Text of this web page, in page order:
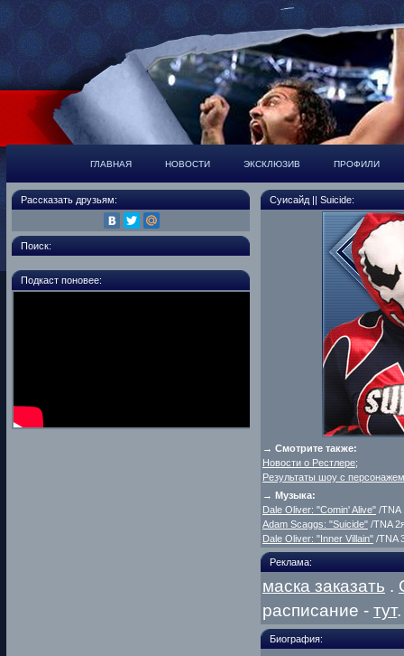
ГЛАВНАЯ НОВОСТИ ЭКСКЛЮЗИВ ПРОФИЛИ
Рассказать друзьям:
Поиск:
Подкаст поновее:
Суисайд || Suicide:
→ Смотрите также:
Новости о Рестлере;
Результаты шоу с персонажем
→ Музыка:
Dale Oliver: "Comin' Alive" /TNA
Adam Scaggs: "Suicide" /TNA
Dale Oliver: "Inner Villain" /TNA
Реклама:
маска заказать .
расписание - тут.
Биография: